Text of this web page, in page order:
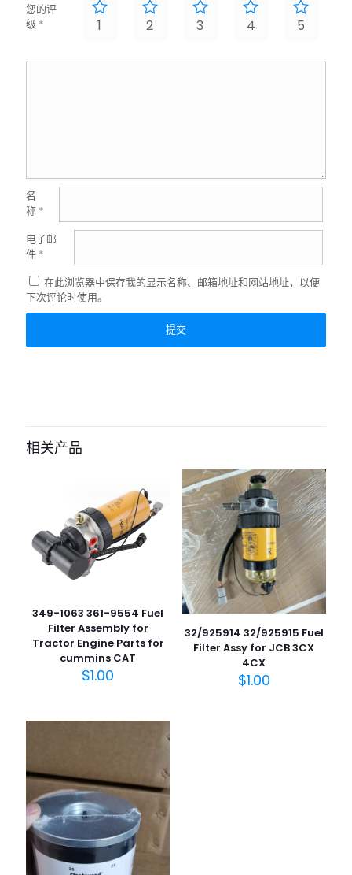
您的评
级 * 1 2 3 4 5
名
称 *
电子邮
件 *
在此浏览器中保存我的显示名称、邮箱地址和网站地址，以便
下次评论时使用。
相关产品
349-1063 361-9554 Fuel
Filter Assembly for
Tractor Engine Parts for
cummins CAT
$1.00
32/925914 32/925915 Fuel
Filter Assy for JCB 3CX
4CX
$1.00